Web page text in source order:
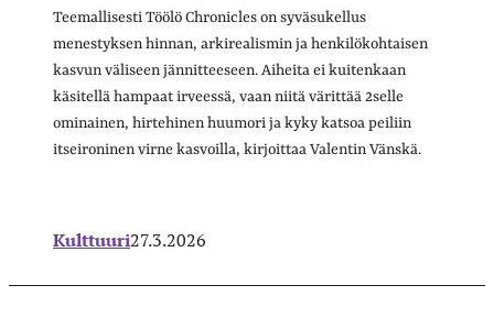
Teemallisesti Töölö Chronicles on syväsukellus
menestyksen hinnan, arkirealismin ja henkilökohtaisen
kasvun väliseen jännitteeseen. Aiheita ei kuitenkaan
käsitellä hampaat irveessä, vaan niitä värittää 2selle
ominainen, hirtehinen huumori ja kyky katsoa peiliin
itseironinen virne kasvoilla, kirjoittaa Valentin Vänskä.
Kulttuuri27.3.2026